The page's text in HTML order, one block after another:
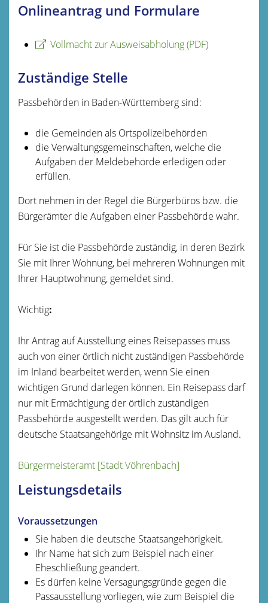
Onlineantrag und Formulare
Vollmacht zur Ausweisabholung (PDF)
Zuständige Stelle
Passbehörden in Baden-Württemberg sind:
die Gemeinden als Ortspolizeibehörden
die Verwaltungsgemeinschaften,welche die
Aufgaben der Meldebehörde erledigen oder
erfüllen.
Dort nehmen in der Regel die Bürgerbüros bzw. die
Bürgerämter die Aufgaben einer Passbehörde wahr.
Für Sie ist die Passbehörde zuständig, in deren Bezirk
Sie mit Ihrer Wohnung, bei mehreren Wohnungen mit
Ihrer Hauptwohnung, gemeldet sind.
Wichtig:
Ihr Antrag auf Ausstellung eines Reisepasses muss
auch von einer örtlich nicht zuständigen Passbehörde
im Inland bearbeitet werden, wenn Sie einen
wichtigen Grund darlegen können. Ein Reisepass darf
nur mit Ermächtigung der örtlich zuständigen
Passbehörde ausgestellt werden. Das gilt auch für
deutsche Staatsangehörige mit Wohnsitz im Ausland.
Bürgermeisteramt [Stadt Vöhrenbach]
Leistungsdetails
Voraussetzungen
Sie haben die deutsche Staatsangehörigkeit.
Ihr Name hat sich zum Beispiel nach einer
Eheschließung geändert.
Es dürfen keine Versagungsgründe gegen die
Passausstellung vorliegen, wie zum Beispiel die